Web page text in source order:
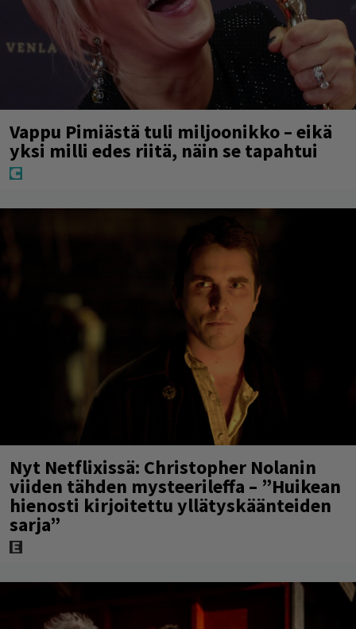
Vappu Pimiästä tuli miljoonikko – eikä
yksi milli edes riitä, näin se tapahtui
Nyt Netflixissä: Christopher Nolanin
viiden tähden mysteerileffa – ”Huikean
hienosti kirjoitettu yllätyskäänteiden
sarja”